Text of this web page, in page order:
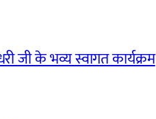
जी के भव्य स्वागत कार्यक्रम